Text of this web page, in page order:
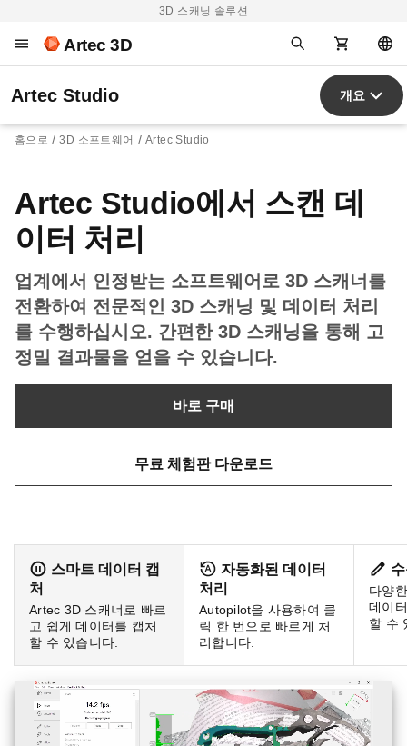
3D 스캐닝 솔루션
Artec 3D
Artec Studio 개요
홈으로 3D 소프트웨어 Artec Studio
Artec Studio에서 스캔 데
이터 처리
업계에서 인정받는 소프트웨어로 3D 스캐너를
전환하여 전문적인 3D 스캐닝 및 데이터 처리
를 수행하십시오. 간편한 3D 스캐닝을 통해 고
정밀 결과물을 얻을 수 있습니다.
바로 구매
무료 체험판 다운로드
스마트 데이터 캡
처
Artec 3D 스캐너로 빠르
고 쉽게 데이터를 캡처
할 수 있습니다.
자동화된 데이터
처리
Autopilot을 사용하여 클
릭 한 번으로 빠르게 처
리합니다.
다양
데이
할 수